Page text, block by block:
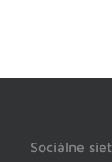
Sociálne